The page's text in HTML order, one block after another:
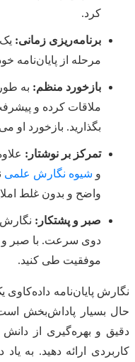
کرد.
برنامه‌ریزی زمانی:
مرحله از پایان‌نامه
بازخورد منظم: به
ملاقات کرده و
بگذارید. بازخورد او
تمرکز بر نوشتار:
و شیوه نگارش علمی
واضح و بدون غلط
صبر و پشتکار: نگارش
دوی سرعت. با صبر و
موفقیت طی کنید.
نگارش پایان‌نامه
حال بسیار پاداش‌بخش
دقیق و بهره‌گیری از
کاربردی ارائه دهید. به